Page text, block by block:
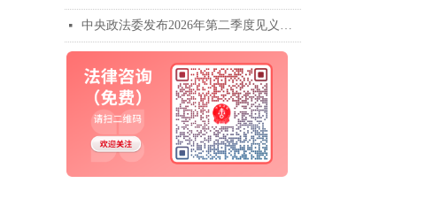
넷 中央政法委发布2026年第二季度见义勇为勇士榜